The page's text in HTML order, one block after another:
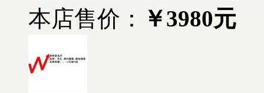
本店售价：
￥3980元